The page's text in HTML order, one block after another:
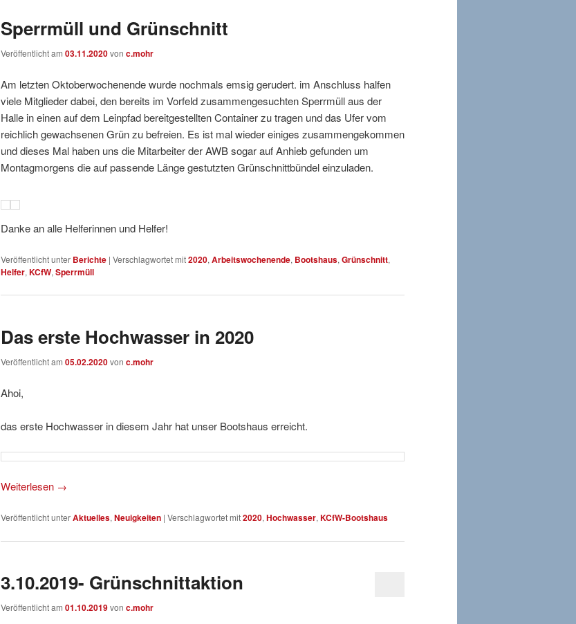
Sperrmüll und Grünschnitt
Veröffentlicht am 03.11.2020von c.mohr
Am letzten Oktoberwochenende wurde nochmals emsig gerudert. im Anschluss halfen
viele Mitglieder dabei, den bereits im Vorfeld zusammengesuchten Sperrmüll aus der
Halle in einen auf dem Leinpfad bereitgestellten Container zu tragen und das Ufer vom
reichlich gewachsenen Grün zu befreien. Es ist mal wieder einiges zusammengekommen
und dieses Mal haben uns die Mitarbeiter der AWB sogar auf Anhieb gefunden um
Montagmorgens die auf passende Länge gestutzten Grünschnittbündel einzuladen.
Danke an alle Helferinnen und Helfer!
Veröffentlicht unter Berichte | Verschlagwortet mit2020, Arbeitswochenende, Bootshaus, Grünschnitt,
Helfer, KCfW, Sperrmüll
Das erste Hochwasser in 2020
Veröffentlicht am 05.02.2020von c.mohr
Ahoi,
das erste Hochwasser in diesem Jahr hat unser Bootshaus erreicht.
Weiterlesen →
Veröffentlicht unterAktuelles, Neuigkeiten | Verschlagwortet mit2020, Hochwasser, KCfW-Bootshaus
3.10.2019- Grünschnittaktion
Veröffentlicht am 01.10.2019von c.mohr